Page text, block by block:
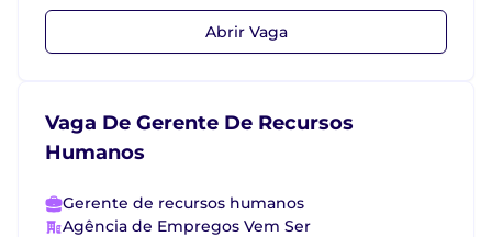
Abrir Vaga
Vaga De Gerente De Recursos
Humanos
Gerente de recursos humanos
Agência de Empregos Vem Ser